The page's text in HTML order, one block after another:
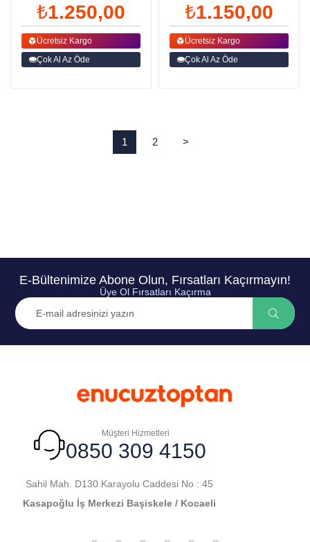
₺1.250,00
Ücretsiz Kargo
Çok Al Az Öde
₺1.150,00
Ücretsiz Kargo
Çok Al Az Öde
1 2 >
E-Bültenimize Abone Olun, Fırsatları Kaçırmayın!
Üye Ol Fırsatları Kaçırma
Müşteri Hizmetleri
0850 309 4150
Sahil Mah. D130 Karayolu Caddesi No : 45
Kasapoğlu İş Merkezi Başiskele / Kocaeli